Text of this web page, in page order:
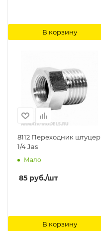
В корзину
8112 Переходник штуцер
1/4 Jas
Мало
85 руб./шт
В корзину